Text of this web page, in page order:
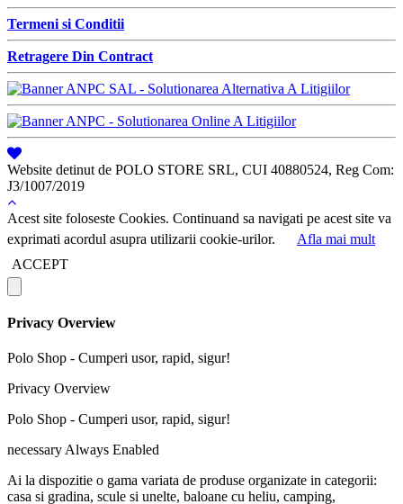
Termeni si Conditii
Retragere Din Contract
Website detinut de POLO STORE SRL, CUI 40880524, Reg Com:
J3/1007/2019
Acest site foloseste Cookies. Continuand sa navigati pe acest site va
exprimati acordul asupra utilizarii cookie-urilor.
Afla mai mult
ACCEPT
Privacy Overview
Polo Shop - Cumperi usor, rapid, sigur!
Privacy Overview
Polo Shop - Cumperi usor, rapid, sigur!
necessaryAlways Enabled
Ai la dispozitie o gama variata de produse organizate in categorii:
casa si gradina, scule si unelte, baloane cu heliu, camping,